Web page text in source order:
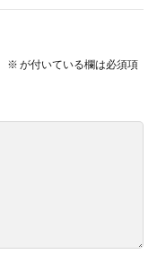
※ が付いている欄は必須項